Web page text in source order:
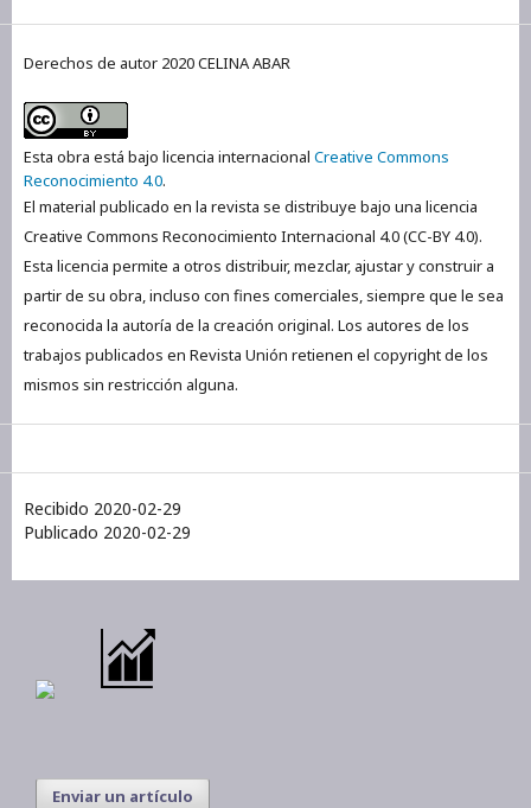
Derechos de autor 2020 CELINA ABAR
Esta obra está bajo licencia internacional Creative Commons
Reconocimiento 4.0.
El material publicado en la revista se distribuye bajo una licencia
Creative Commons Reconocimiento Internacional 4.0 (CC-BY 4.0).
Esta licencia permite a otros distribuir, mezclar, ajustar y construir a
partir de su obra, incluso con fines comerciales, siempre que le sea
reconocida la autoría de la creación original. Los autores de los
trabajos publicados en Revista Unión retienen el copyright de los
mismos sin restricción alguna.
Recibido 2020-02-29
Publicado 2020-02-29
Enviar un artículo